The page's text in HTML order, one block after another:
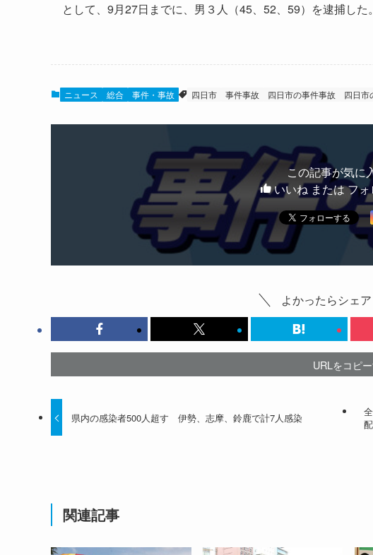
として、9月27日までに、男３人（45、52、59）を逮捕した
ニュース 総合 事件・事故 四日市 事件事故 四日市の事件事故 四日市
この記事が気に
いいね または フ
よかったらシェア
URLをコピ
県内の感染者500人超す 伊勢、志摩、鈴鹿で計7人感染
関連記事